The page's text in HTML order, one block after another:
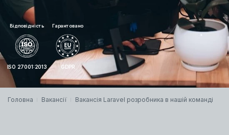
Відповідність
ISO 27001:2013
Гарантовано
GDPR
Головна Вакансії Вакансія Laravel розробника в нашій команді